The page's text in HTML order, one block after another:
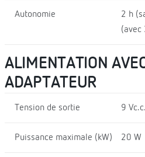
Autonomie
2 h
(avec
ALIMENTATION
ADAPTATEUR
Tension de sortie 9 Vc.c.
Puissance maximale (kW) 20 W